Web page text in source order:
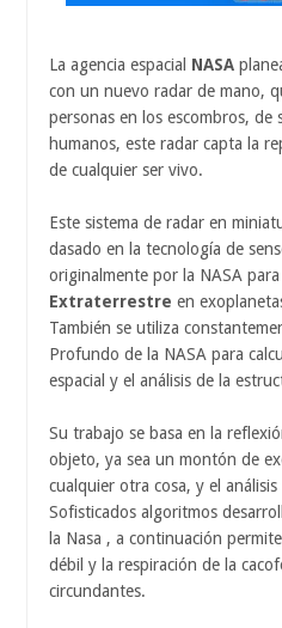
La agencia espacial NASA
con un nuevo radar de mano,
personas en los escombros, de
humanos, este radar capta la
de cualquier ser vivo.
Este sistema de radar en
dasado en la tecnología de
originalmente por la NASA
Extraterrestre en
También se utiliza
Profundo de la NASA para
espacial y el análisis de la
Su trabajo se basa en la
objeto, ya sea un montón de
cualquier otra cosa, y el análisis
Sofisticados algoritmos
la Nasa , a continuación
débil y la respiración de la
circundantes.